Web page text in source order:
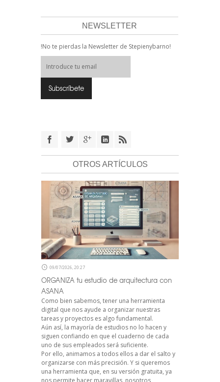
NEWSLETTER
!No te pierdas la Newsletter de Stepienybarno!
OTROS ARTÍCULOS
09/07/2026, 20:27
ORGANIZA tu estudio de arquitectura con
ASANA
Como bien sabemos, tener una herramienta
digital que nos ayude a organizar nuestras
tareas y proyectos es algo fundamental.
Aún así, la mayoría de estudios no lo hacen y
siguen confiando en que el cuaderno de cada
uno de sus empleados será suficiente.
Por ello, animamos a todos ellos a dar el salto y
organizarse con más precisión. Y si queremos
una herramienta que, en su versión gratuita, ya
nos permite hacer maravillas, nosotros